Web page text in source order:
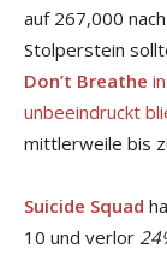
auf 267,000
Stolperstein
Don’t Breathe
unbeeindruckt
mittlerweile bis
Suicide Squad
10 und verlor